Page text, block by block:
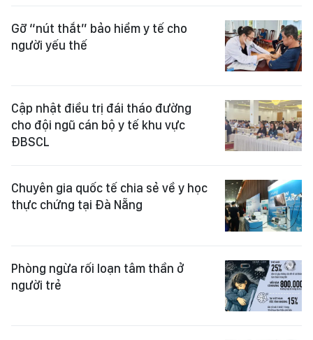
Gỡ “nút thắt” bảo hiểm y tế cho
người yếu thế
Cập nhật điều trị đái tháo đường
cho đội ngũ cán bộ y tế khu vực
ĐBSCL
Chuyên gia quốc tế chia sẻ về y học
thực chứng tại Đà Nẵng
Phòng ngừa rối loạn tâm thần ở
người trẻ